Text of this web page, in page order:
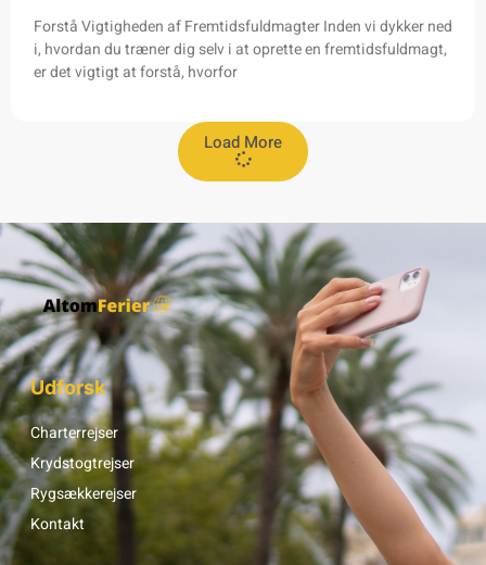
Forstå Vigtigheden af Fremtidsfuldmagter Inden vi dykker ned
i, hvordan du træner dig selv i at oprette en fremtidsfuldmagt,
er det vigtigt at forstå, hvorfor
Load More
Udforsk
Charterrejser
Krydstogtrejser
Rygsækkerejser
Kontakt